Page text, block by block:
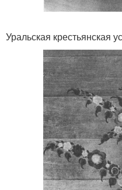
Уральская крестьянская